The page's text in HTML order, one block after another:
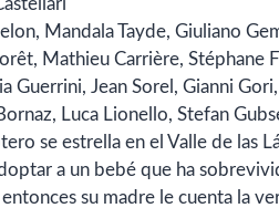
Mandala Tayde, Giuliano
Mathieu Carrière, Stéphane
Guerrini, Jean Sorel, Gianni Gori,
Luca Lionello, Stefan
se estrella en el Valle de las
a un bebé que ha
su madre le cuenta la